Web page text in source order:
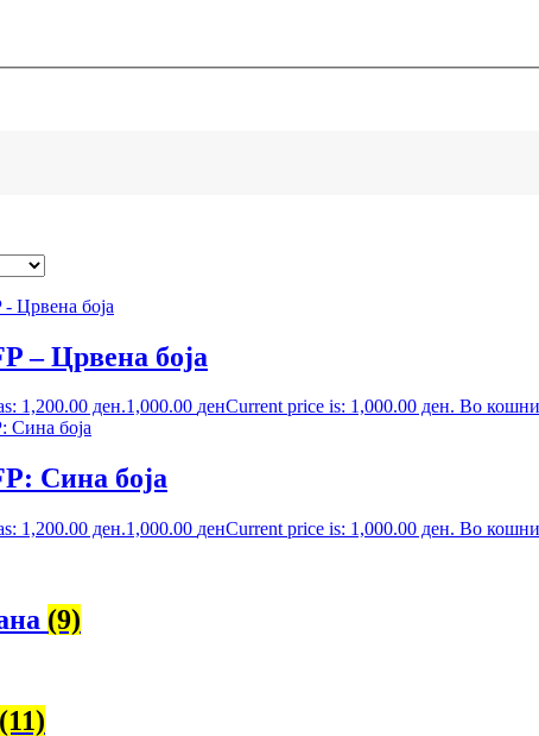
– Црвена боја
1,200.00 ден.1,000.00 денCurrent price is: 1,000.00 ден. Во
Сина боја
1,200.00 ден.1,000.00 денCurrent price is: 1,000.00 ден. Во
(9)
(11)